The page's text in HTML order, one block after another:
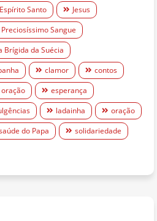
Espírito Santo
Jesus
Preciosíssimo Sangue
Brígida da Suécia
clamor
contos
esperança
ladainha
oração
do Papa
solidariedade